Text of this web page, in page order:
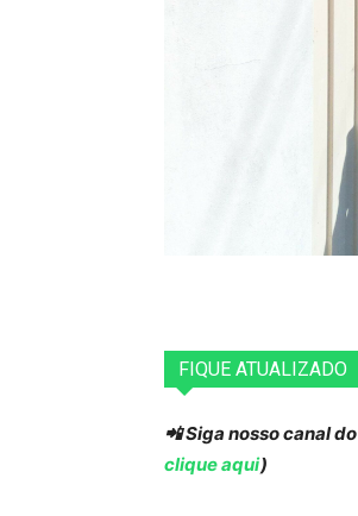
FIQUE ATUALIZADO
📲 Siga nosso canal do
clique aqui)